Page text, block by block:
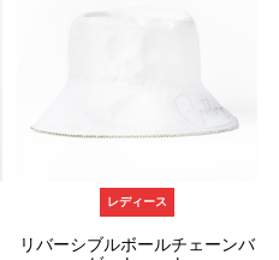
レディース
リバーシブルボールチェーンバ